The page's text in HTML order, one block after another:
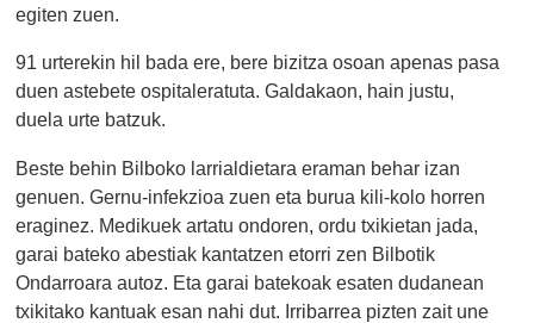
egiten zuen.
91 urterekin hil bada ere, bere bizitza osoan apenas pasa
duen astebete ospitaleratuta. Galdakaon, hain justu,
duela urte batzuk.
Beste behin Bilboko larrialdietara eraman behar izan
genuen. Gernu-infekzioa zuen eta burua kili-kolo horren
eraginez. Medikuek artatu ondoren, ordu txikietan jada,
garai bateko abestiak kantatzen etorri zen Bilbotik
Ondarroara autoz. Eta garai batekoak esaten dudanean
txikitako kantuak esan nahi dut. Irribarrea pizten zait une